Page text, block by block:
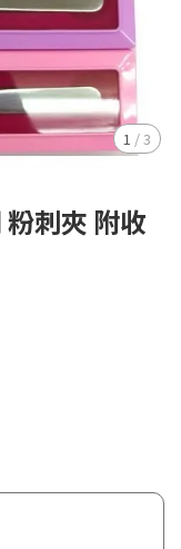
1 /3
刺夾 附收